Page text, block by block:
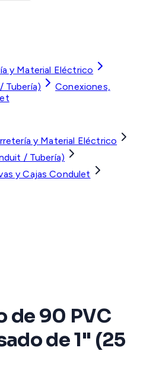
y Material Eléctrico
Tubería)
Conexiones,
y Material Eléctrico
/ Tubería)
y Cajas Condulet
de 90 PVC
de 1" (25